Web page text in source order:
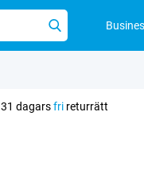
31 dagarsfri returrätt